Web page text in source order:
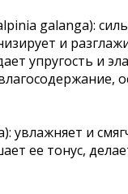
galanga):
и
упругость и
увлажняет и
ее тонус,